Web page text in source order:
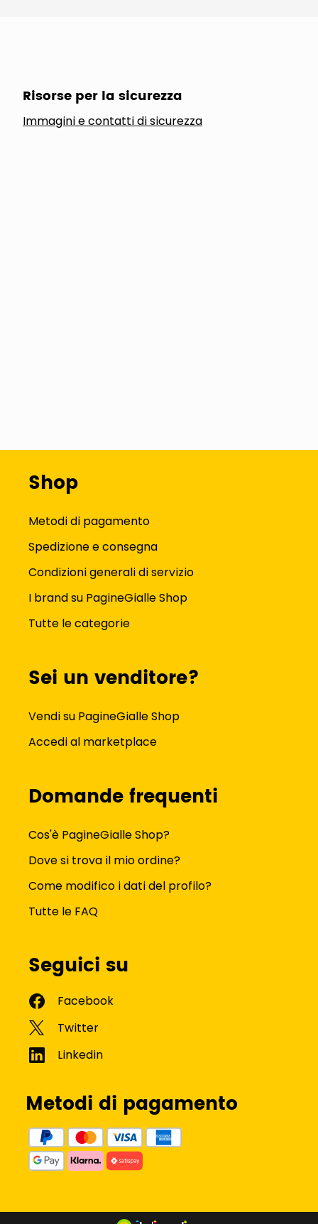
Risorse per la sicurezza
Immagini e contatti di sicurezza
Shop
Metodi di pagamento
Spedizione e consegna
Condizioni generali di servizio
I brand su PagineGialle Shop
Tutte le categorie
Sei un venditore?
Vendi su PagineGialle Shop
Accedi al marketplace
Domande frequenti
Cos'è PagineGialle Shop?
Dove si trova il mio ordine?
Come modifico i dati del profilo?
Tutte le FAQ
Seguici su
Metodi di pagamento